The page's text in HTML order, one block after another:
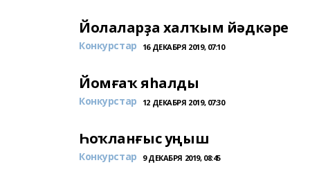
Йолаларҙа халҡым йәдкәре
Конкурстар 16 ДЕКАБРЯ 2019, 07:10
Йомғаҡ яһалды
Конкурстар 12 ДЕКАБРЯ 2019, 07:30
Һоҡланғыс уңыш
Конкурстар 9 ДЕКАБРЯ 2019, 08:45